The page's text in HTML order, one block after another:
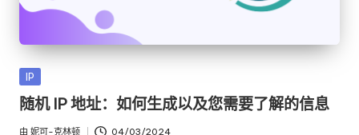
住
宅
代
理
于
费
网
络
代
发
布
在
IP
随机 IP 地址：如何生成以及您需要了解的信息
由 妮可-克林顿 04/03/2024